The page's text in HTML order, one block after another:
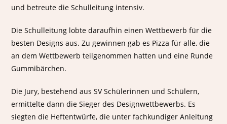
und betreute die Schulleitung intensiv.
Die Schulleitung lobte daraufhin einen Wettbewerb für die
besten Designs aus. Zu gewinnen gab es Pizza für alle, die
an dem Wettbewerb teilgenommen hatten und eine Runde
Gummibärchen.
Die Jury, bestehend aus SV Schülerinnen und Schülern,
ermittelte dann die Sieger des Designwettbewerbs. Es
siegten die Heftentwürfe, die unter fachkundiger Anleitung